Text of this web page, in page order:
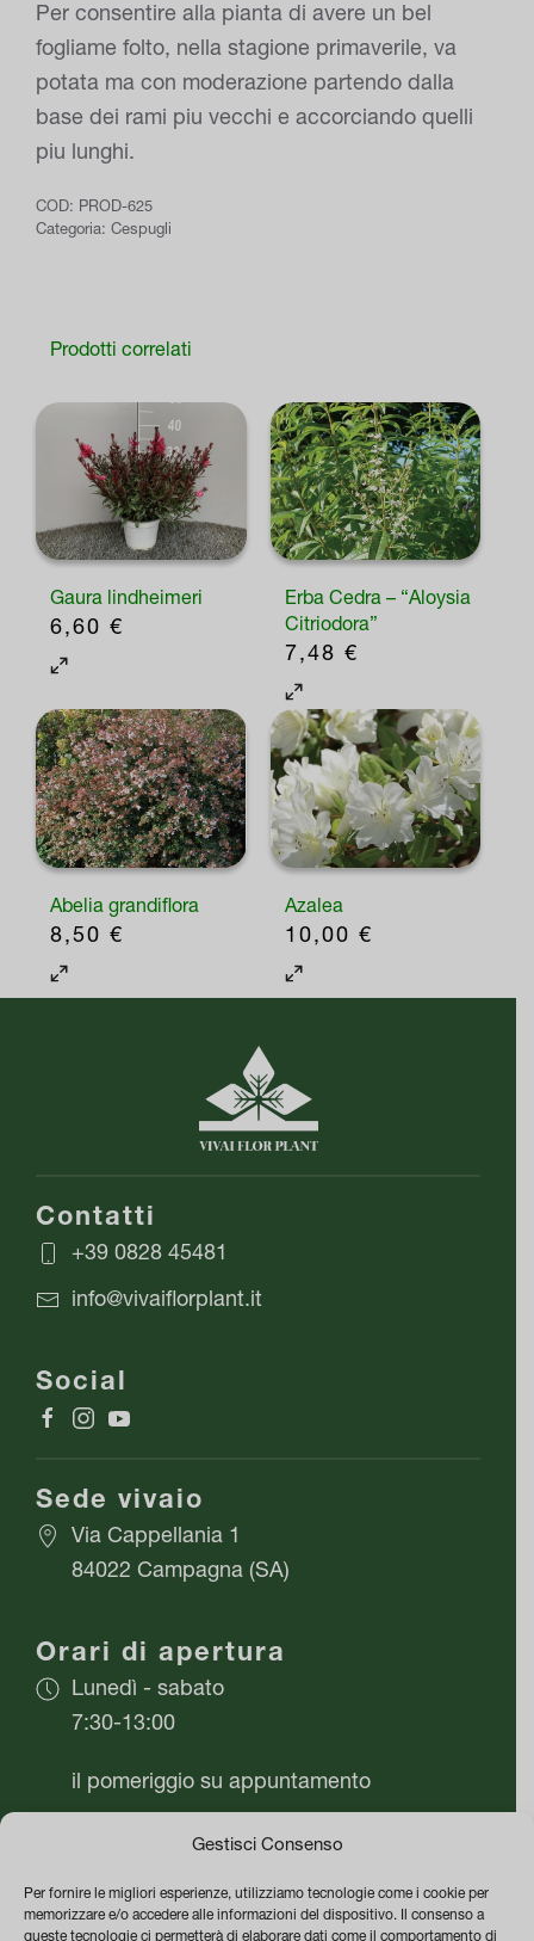
Gestisci Consenso
Per fornire le migliori esperienze, utilizziamo tecnologie come i cookie per
memorizzare e/o accedere alle informazioni del dispositivo. Il consenso a
queste tecnologie ci permetterà di elaborare dati come il comportamento di
Per consentire alla pianta di avere un bel
fogliame folto, nella stagione primaverile, va
potata ma con moderazione partendo dalla
base dei rami piu vecchi e accorciando quelli
piu lunghi.
COD: PROD-625
Categoria: Cespugli
Prodotti correlati
Gaura lindheimeri
6,60 €
Erba Cedra – “Aloysia
Citriodora”
7,48 €
Abelia grandiflora
8,50 €
Azalea
10,00 €
Contatti
+39 0828 45481
info@vivaiflorplant.it
Social
Sede vivaio
Via Cappellania 1
84022 Campagna (SA)
Orari di apertura
Lunedì - sabato
7:30-13:00
il pomeriggio su appuntamento
Azienda